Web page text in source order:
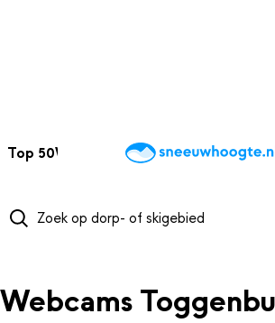
Top 50Webcams Wintersportweer
Webcams